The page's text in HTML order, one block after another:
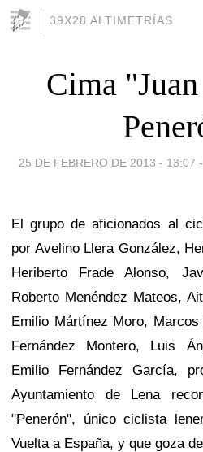
39X28 ALTIMETRÍAS
Cima
25 DE FEBRERO DE 2013 - 13:07 -
El grupo de aficionados al
por Avelino Llera González,
Heriberto Frade Alonso,
Roberto Menéndez Mateos,
Emilio Mártínez Moro,
Fernández Montero, Luis
Emilio Fernández García,
Ayuntamiento de Lena
"Penerón", único ciclista
Vuelta a España, y que goza